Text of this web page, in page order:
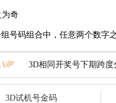
为奇
号码组合中，任意两个数字
3D相同开奖号下期跨度
3D试机号金码